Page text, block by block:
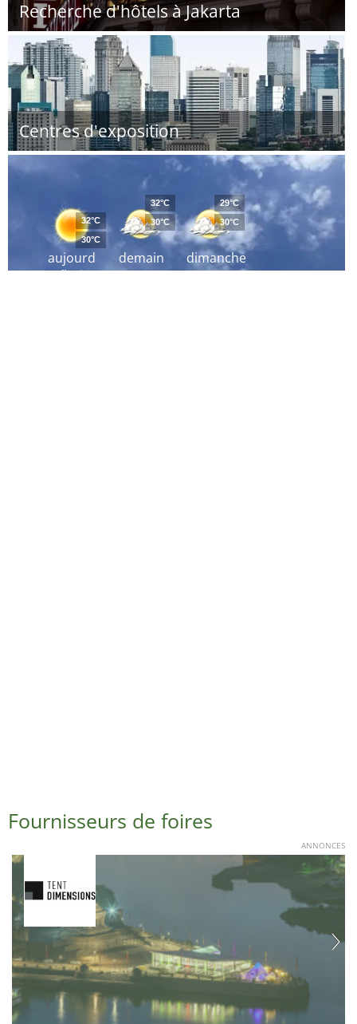
Recherche d'hôtels à Jakarta
Centres d'exposition
aujourd
´hui
32°C
30°C
demain
32°C
30°C
dimanche
29°C
30°C
Fournisseurs de foires
ANNONCES